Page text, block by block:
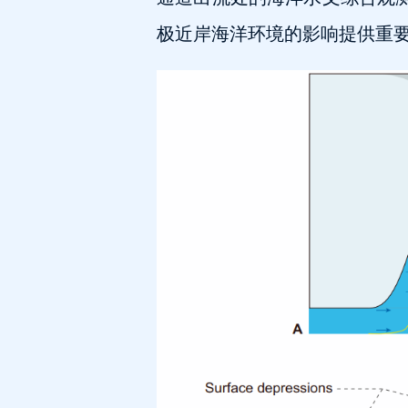
极近岸海洋环境的影响提供重